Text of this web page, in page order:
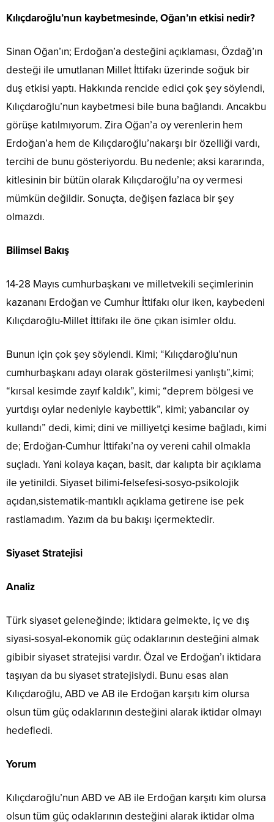
Kılıçdaroğlu’nun kaybetmesinde, Oğan’ın etkisi nedir?
Sinan Oğan’ın; Erdoğan’a desteğini açıklaması, Özdağ’ın
desteği ile umutlanan Millet İttifakı üzerinde soğuk bir
duş etkisi yaptı. Hakkında rencide edici çok şey söylendi,
Kılıçdaroğlu’nun kaybetmesi bile buna bağlandı. Ancakbu
görüşe katılmıyorum. Zira Oğan’a oy verenlerin hem
Erdoğan’a hem de Kılıçdaroğlu’nakarşı bir özelliği vardı,
tercihi de bunu gösteriyordu. Bu nedenle; aksi kararında,
kitlesinin bir bütün olarak Kılıçdaroğlu’na oy vermesi
mümkün değildir. Sonuçta, değişen fazlaca bir şey
olmazdı.
Bilimsel Bakış
14-28 Mayıs cumhurbaşkanı ve milletvekili seçimlerinin
kazananı Erdoğan ve Cumhur İttifakı olur iken, kaybedeni
Kılıçdaroğlu-Millet İttifakı ile öne çıkan isimler oldu.
Bunun için çok şey söylendi. Kimi; “Kılıçdaroğlu’nun
cumhurbaşkanı adayı olarak gösterilmesi yanlıştı”,kimi;
“kırsal kesimde zayıf kaldık”, kimi; “deprem bölgesi ve
yurtdışı oylar nedeniyle kaybettik”, kimi; yabancılar oy
kullandı” dedi, kimi; dini ve milliyetçi kesime bağladı, kimi
de; Erdoğan-Cumhur İttifakı’na oy vereni cahil olmakla
suçladı. Yani kolaya kaçan, basit, dar kalıpta bir açıklama
ile yetinildi. Siyaset bilimi-felsefesi-sosyo-psikolojik
açıdan,sistematik-mantıklı açıklama getirene ise pek
rastlamadım. Yazım da bu bakışı içermektedir.
Siyaset Stratejisi
Analiz
Türk siyaset geleneğinde; iktidara gelmekte, iç ve dış
siyasi-sosyal-ekonomik güç odaklarının desteğini almak
gibibir siyaset stratejisi vardır. Özal ve Erdoğan’ı iktidara
taşıyan da bu siyaset stratejisiydi. Bunu esas alan
Kılıçdaroğlu, ABD ve AB ile Erdoğan karşıtı kim olursa
olsun tüm güç odaklarının desteğini alarak iktidar olmayı
hedefledi.
Yorum
Kılıçdaroğlu’nun ABD ve AB ile Erdoğan karşıtı kim olursa
olsun tüm güç odaklarının desteğini alarak iktidar olma